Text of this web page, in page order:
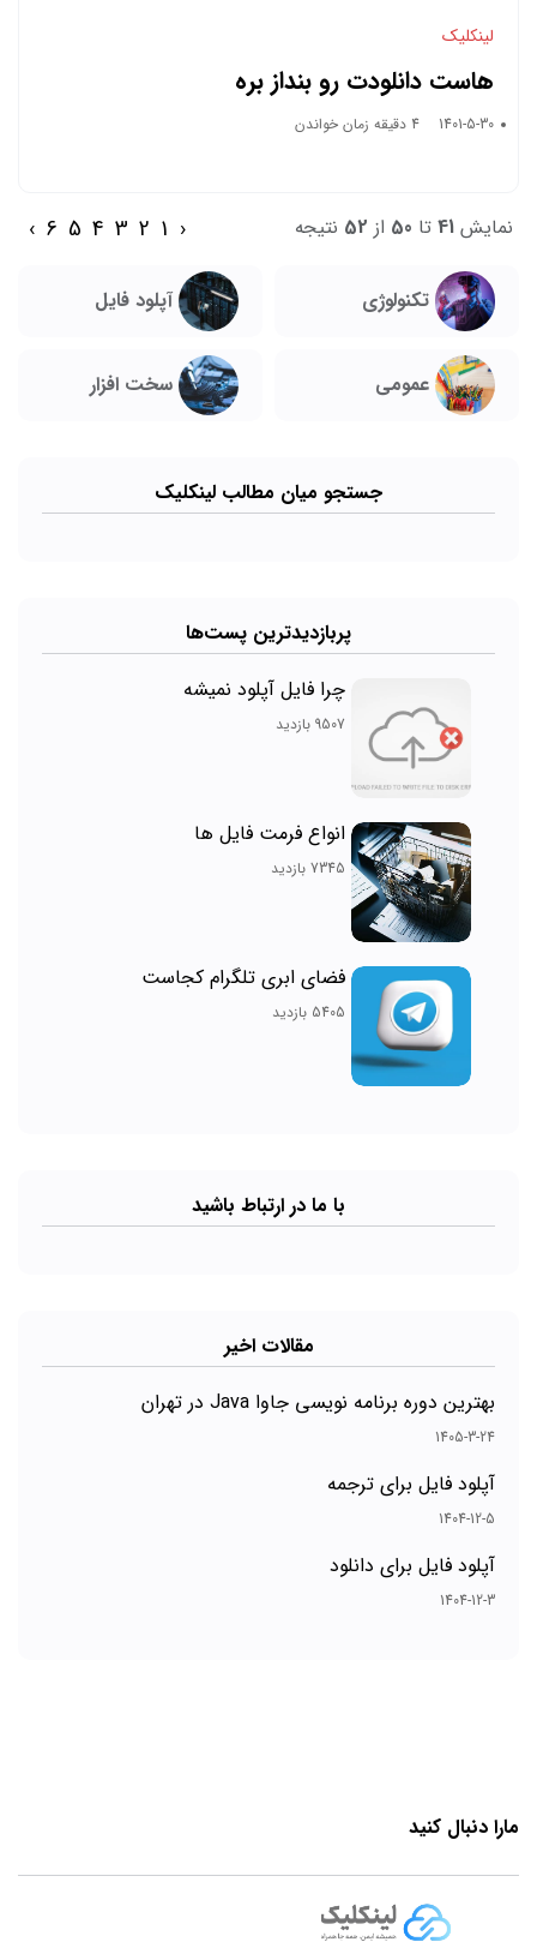
لینکلیک
هاست دانلودت رو بنداز بره
1401-5-30 4 دقیقه زمان خواندن
نمایش 41 تا 50 از 52 نتیجه ‹
1
2
3
4
5
6
›
تکنولوژی آپلود فایل
عمومی سخت افزار
جستجو میان مطالب لینکلیک
پربازدیدترین پست‌ها
چرا فایل آپلود نمیشه
9507 بازدید
انواع فرمت فایل ها
7345 بازدید
فضای ابری تلگرام کجاست
5405 بازدید
با ما در ارتباط باشید
مقالات اخیر
بهترین دوره برنامه نویسی جاوا Java در تهران
1405-3-24
آپلود فایل برای ترجمه
1404-12-5
آپلود فایل برای دانلود
1404-12-3
مارا دنبال کنید